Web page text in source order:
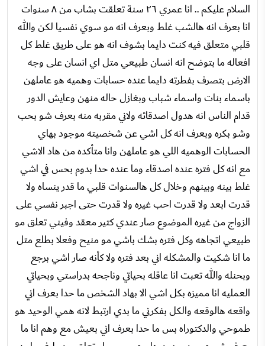
السلام عليكم .. انا عمري ٢٦ سنة تعلقت بشاب من ٨ سنوات
انا بعرف انه هالشب غلط وبعرف انه مو سوي نفسيا لكن والله
قلبي متعلق فيه كنت دايما بشوف انه هو على طريق غلط كل
افعاله ما بتوضح انه انسان طبيعي متل اي انسان على وجه
الارض بتصرف بفطرته دايما عنده حسابات وهميه هو عاملهن
باسماء بنات واسماء شباب وبغازل حاله منهن وعايش الدور
قدام الناس انه هدول اصدقائه ولاني مقربه منه بعرف شو بحب
وشو بكره وبعرف انه كل اشي عن شخصيته موجود بهاي
الحسابات الوهميه اللي هو عاملهن وانا متأكده من هاد الاشي
مع انه كل فتره عنده اصدقاء وما عنده حدا بدوم بحس في اشي
غلط بينه وبينهم وخلال كل هالسنوات قلبي ما قدر ينساه ولا
قدرت ابعد ولا قدرت احب غيره ولا قدرت حتى اجبر نفسي على
الزواج من غيره الموضوع صار عندي كتير معقد وفيني تعلق مو
طبيعي اتجاهه وكل فتره بشك باشي مو منيح وفعلا بطلع متل
ما انا شكيت والمشكله اني بعد فتره ولا كأنه صار اشي برجع
وبحنله والله تعبت انا عاقله بحياتي وناجحه بدراستي وبحياتي
العمليه انا مميزه بكل اشي الا بهاد الشخص ما حدا بعرف اني
واقعه هالوقعه والكل بفكرني ما بدي ارتبط لانه همي الوحيد هو
طموحي والدكتوراه بس ما حدا بعرف اني بعيش مع وهم انا ما